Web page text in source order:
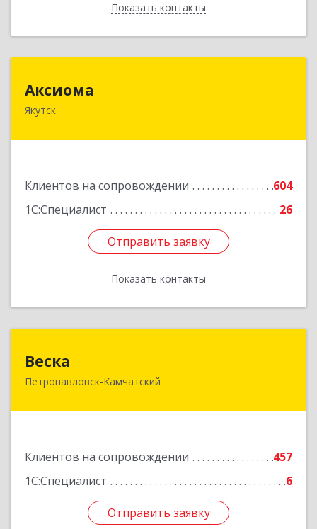
Показать контакты
Назад
Аксиома
Якутск
Клиентов на сопровождении
604
1С:Специалист
26
Отправить заявку
Показать контакты
677000, Саха /Якутия/ Респ, Якутск г, Чиряева
Отправить заявку
Назад
Веска
Петропавловск-Камчатский
Клиентов на сопровождении
457
1С:Специалист
6
Отправить заявку
683031, Камчатский край, Петропавловск-
Подробнее
Отправить заявку